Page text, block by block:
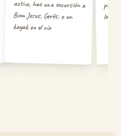
kayak en el río
los